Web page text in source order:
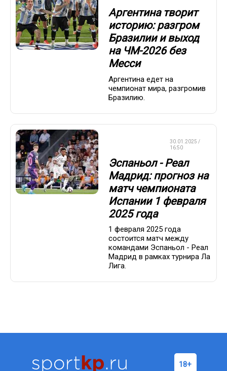
Аргентина творит
историю: разгром
Бразилии и выход
на ЧМ-2026 без
Месси
Аргентина едет на
чемпионат мира, разгромив
Бразилию.
30.01.2025 /
16:50
Эспаньол - Реал
Мадрид: прогноз на
матч чемпионата
Испании 1 февраля
2025 года
1 февраля 2025 года
состоится матч между
командами Эспаньол - Реал
Мадрид в рамках турнира Ла
Лига.